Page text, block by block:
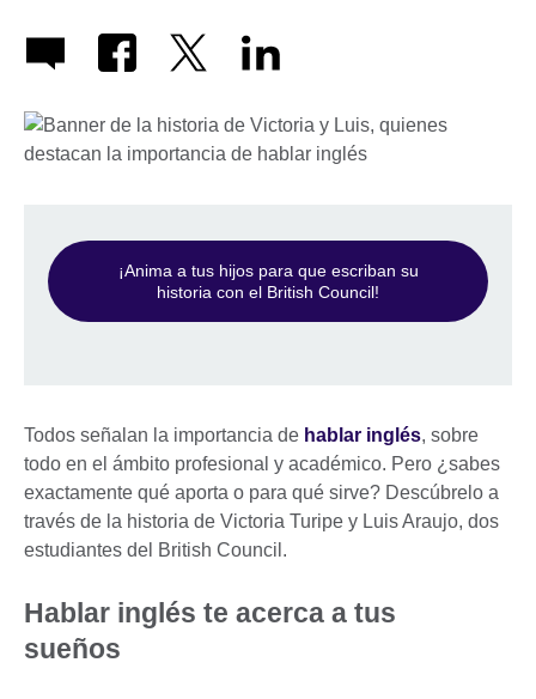
¡Anima a tus hijos para que escriban su
historia con el British Council!
Todos señalan la importancia de hablar inglés, sobre
todo en el ámbito profesional y académico. Pero ¿sabes
exactamente qué aporta o para qué sirve? Descúbrelo a
través de la historia de Victoria Turipe y Luis Araujo, dos
estudiantes del British Council.
Hablar inglés te acerca a tus
sueños